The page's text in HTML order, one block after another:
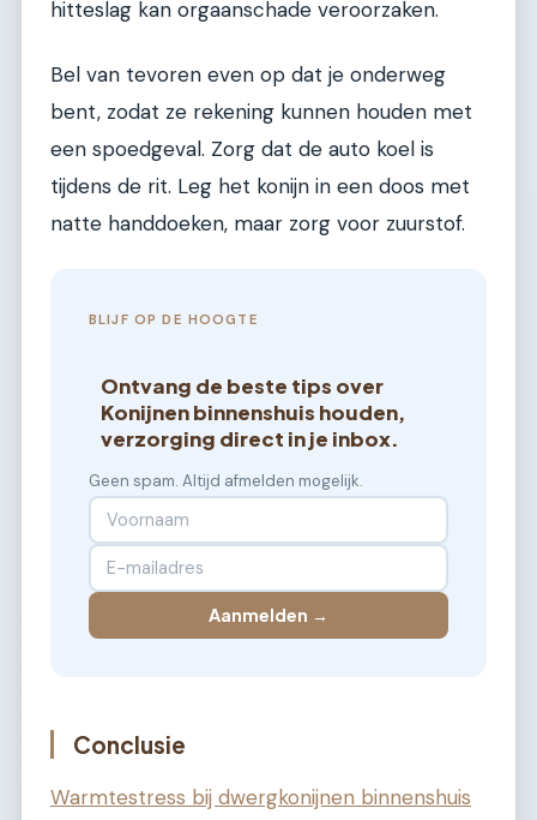
hitteslag kan orgaanschade veroorzaken.
Bel van tevoren even op dat je onderweg
bent, zodat ze rekening kunnen houden met
een spoedgeval. Zorg dat de auto koel is
tijdens de rit. Leg het konijn in een doos met
natte handdoeken, maar zorg voor zuurstof.
BLIJF OP DE HOOGTE
Ontvang de beste tips over
Konijnen binnenshuis houden,
verzorging direct in je inbox.
Geen spam. Altijd afmelden mogelijk.
Aanmelden →
Conclusie
Warmtestress bij dwergkonijnen binnenshuis